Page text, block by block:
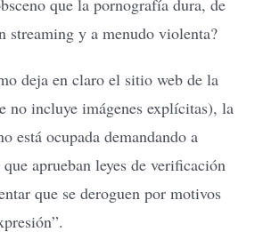
streaming y a menudo violenta?
deja en claro el sitio web de la
no incluye imágenes explícitas), la
está ocupada demandando a
aprueban leyes de verificación
que se deroguen por motivos